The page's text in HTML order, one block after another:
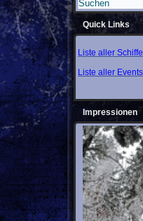
Quick Links
Liste aller Schiffe
Liste aller Events
Impressionen